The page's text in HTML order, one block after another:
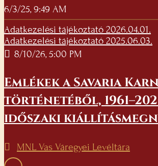
6/3/25, 9:49 AM
Adatkezelési tájékoztató 2026.04.01.
Adatkezelési tájékoztató 2025.06.03.
8/10/26, 5:00 PM
Emlékek a Savaria
történetéből,
időszaki
MNL Vas Váregyei Levéltára